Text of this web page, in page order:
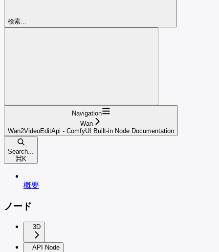
検索...
Navigation
Wan
Wan2VideoEditApi - ComfyUI Built-in Node Documentation
Search...
⌘K
概要
ノード
3D
API Node